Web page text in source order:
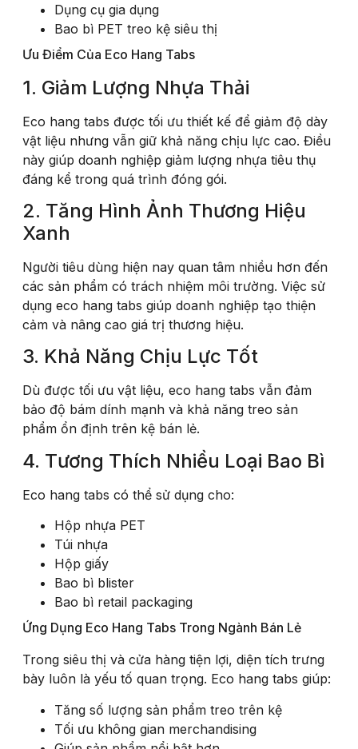
Dụng cụ gia dụng
Bao bì PET treo kệ siêu thị
Ưu Điểm Của Eco Hang Tabs
1. Giảm Lượng Nhựa Thải
Eco hang tabs được tối ưu thiết kế để giảm độ dày
vật liệu nhưng vẫn giữ khả năng chịu lực cao. Điều
này giúp doanh nghiệp giảm lượng nhựa tiêu thụ
đáng kể trong quá trình đóng gói.
2. Tăng Hình Ảnh Thương Hiệu
Xanh
Người tiêu dùng hiện nay quan tâm nhiều hơn đến
các sản phẩm có trách nhiệm môi trường. Việc sử
dụng eco hang tabs giúp doanh nghiệp tạo thiện
cảm và nâng cao giá trị thương hiệu.
3. Khả Năng Chịu Lực Tốt
Dù được tối ưu vật liệu, eco hang tabs vẫn đảm
bảo độ bám dính mạnh và khả năng treo sản
phẩm ổn định trên kệ bán lẻ.
4. Tương Thích Nhiều Loại Bao Bì
Eco hang tabs có thể sử dụng cho:
Hộp nhựa PET
Túi nhựa
Hộp giấy
Bao bì blister
Bao bì retail packaging
Ứng Dụng Eco Hang Tabs Trong Ngành Bán Lẻ
Trong siêu thị và cửa hàng tiện lợi, diện tích trưng
bày luôn là yếu tố quan trọng. Eco hang tabs giúp:
Tăng số lượng sản phẩm treo trên kệ
Tối ưu không gian merchandising